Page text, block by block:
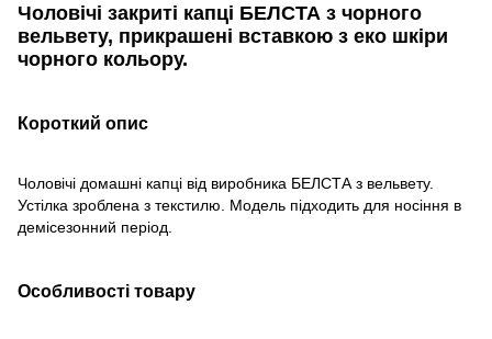
Чоловічі закриті капці БЕЛСТА з чорного
вельвету, прикрашені вставкою з еко шкіри
чорного кольору.
Короткий опис
Чоловічі домашні капці від виробника БЕЛСТА з вельвету.
Устілка зроблена з текстилю. Модель підходить для носіння в
демісезонний період.
Особливості товару